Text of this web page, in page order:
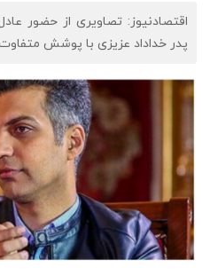
اقتصادنیوز: تصاویری از حضور
پدر خداداد عزیزی با پوشش